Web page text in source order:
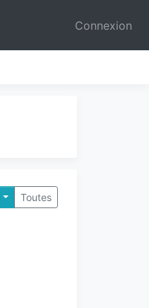
Connexion
Toutes